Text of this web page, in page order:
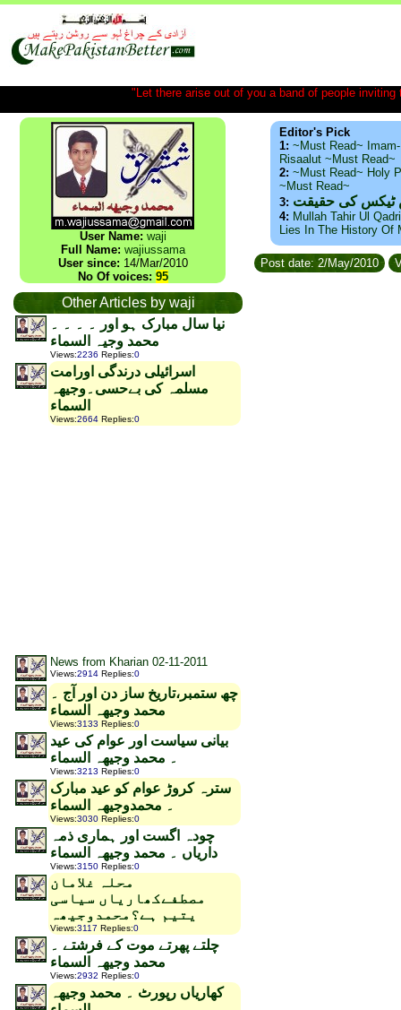
"Let there arise out of you a band of people
User Name: waji
Full Name: wajiussama
User since: 14/Mar/2010
No Of voices: 95
Other Articles by waji
نیا سال مبارک ہو اور ۔ ۔ ۔ ۔
محمد وجیہ السماء
Views:2236 Replies:0
اسرائیلی درندگی اورامت
مسلمہ کی بےحسی۔وجیھہ
السماء
Views:2664 Replies:0
News from Kharian 02-11-2011
Views:2914 Replies:0
چھ ستمبر،تاریخ ساز دن اور آج ۔
محمد وجیھہ السماء
Views:3133 Replies:0
بیانی سیاست اور عوام کی عید
۔ محمد وجیھہ السماء
Views:3213 Replies:0
سترہ کروڑ عوام کو عید مبارک
۔ محمدوجیھہ السماء
Views:3030 Replies:0
چودہ اگست اور ہماری ذمہ
داریاں ۔ محمد وجیھہ السماء
Views:3150 Replies:0
محلہ غلامان
مصطفےکھاریاں سیاسی
یتیم ہے؟محمدوجیھہ
Views:3117 Replies:0
چلتے پھرتے موت کے فرشتے ۔
محمد وجیھہ السماء
Views:2932 Replies:0
کھاریاں رپورٹ ۔ محمد وجیھہ
Editor's Pick
1: ~Must Read~
Risaalut ~Must Read~
2: ~Must Read~ Holy
~Must Read~
3: ٹیکس کی حقیقت
4: Mullah Tahir Ul
Lies In The History Of
Post date: 2/May/2010